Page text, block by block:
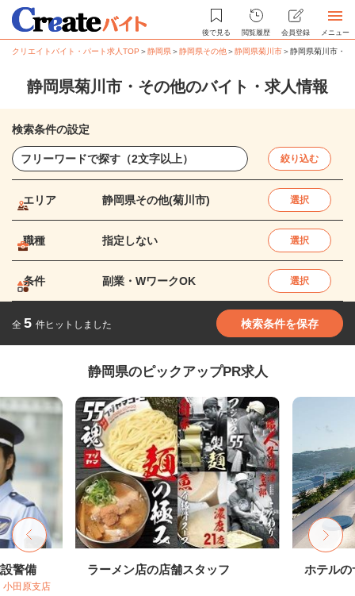
後で見る 閲覧履歴 会員登録 メニュー
クリエイトバイト・パート求人TOP ＞静岡県＞静岡県その他＞静岡県菊川市＞静岡県菊川市・
静岡県菊川市・その他のバイト・求人情報
検索条件の設定
絞り込む
エリア 静岡県その他(菊川市) 選択
職種 指定しない 選択
条件 副業・WワークOK 選択
全 5 件ヒットしました 検索条件を保存
静岡県のピックアップPR求人
警備
田原支店
ラーメン店の店舗スタッフ ホテルの